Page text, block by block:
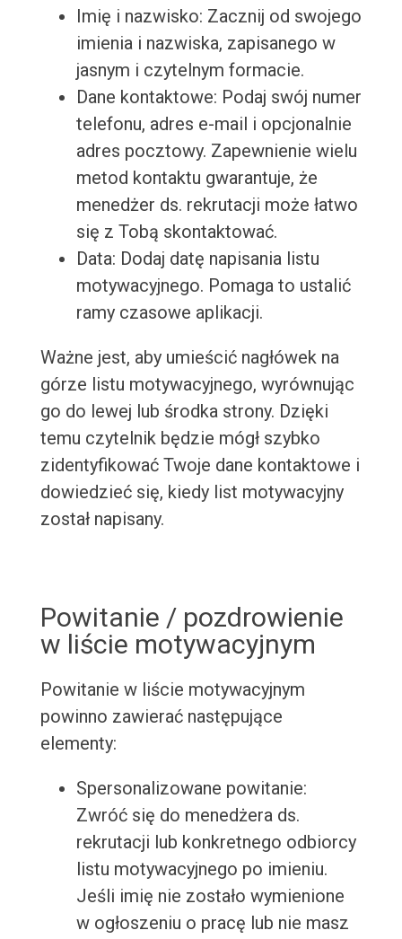
Imię i nazwisko: Zacznij od swojego
imienia i nazwiska, zapisanego w
jasnym i czytelnym formacie.
Dane kontaktowe: Podaj swój numer
telefonu, adres e-mail i opcjonalnie
adres pocztowy. Zapewnienie wielu
metod kontaktu gwarantuje, że
menedżer ds. rekrutacji może łatwo
się z Tobą skontaktować.
Data: Dodaj datę napisania listu
motywacyjnego. Pomaga to ustalić
ramy czasowe aplikacji.
Ważne jest, aby umieścić nagłówek na
górze listu motywacyjnego, wyrównując
go do lewej lub środka strony. Dzięki
temu czytelnik będzie mógł szybko
zidentyfikować Twoje dane kontaktowe i
dowiedzieć się, kiedy list motywacyjny
został napisany.
Powitanie / pozdrowienie
w liście motywacyjnym
Powitanie w liście motywacyjnym
powinno zawierać następujące
elementy:
Spersonalizowane powitanie:
Zwróć się do menedżera ds.
rekrutacji lub konkretnego odbiorcy
listu motywacyjnego po imieniu.
Jeśli imię nie zostało wymienione
w ogłoszeniu o pracę lub nie masz